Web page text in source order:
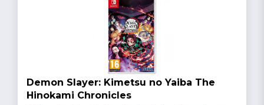
Demon Slayer: Kimetsu no Yaiba The
Hinokami Chronicles